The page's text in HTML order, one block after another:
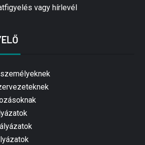
vagy hírlevél